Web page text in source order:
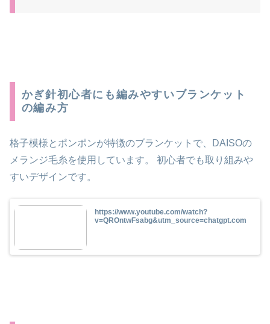
かぎ針初心者にも編みやすいブランケット
の編み方
格子模様とポンポンが特徴のブランケットで、DAISOの
メランジ毛糸を使用しています。 初心者でも取り組みや
すいデザインです。
https://www.youtube.com/watch?
v=QROntwFsabg&utm_source=chatgpt.com